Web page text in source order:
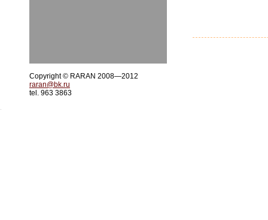
Copyright © RARAN 2008—2012
raran@bk.ru
tel. 963 3863